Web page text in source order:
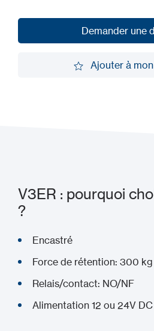
Demander une
Ajouter à
V3ER : pourquoi
?
Encastré
Force de rétention: 300 kg
Relais/contact: NO/NF
Alimentation 12 ou 24V DC